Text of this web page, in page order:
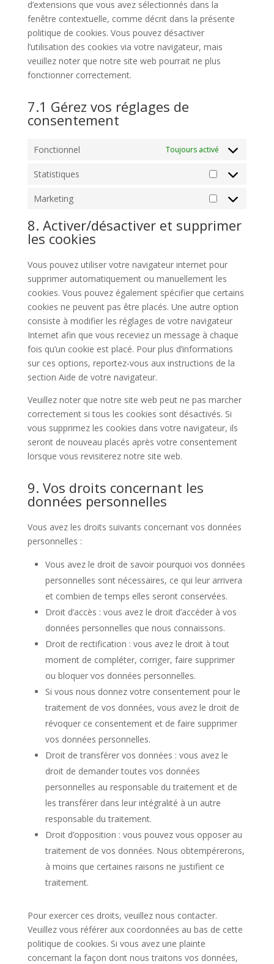
d’extensions que vous avez sélectionnés dans la
fenêtre contextuelle, comme décrit dans la présente
politique de cookies. Vous pouvez désactiver
l’utilisation des cookies via votre navigateur, mais
veuillez noter que notre site web pourrait ne plus
fonctionner correctement.
7.1 Gérez vos réglages de
consentement
Fonctionnel Toujours activé
Statistiques
Statistiques
Marketing
Marketing
8. Activer/désactiver et supprimer
les cookies
Vous pouvez utiliser votre navigateur internet pour
supprimer automatiquement ou manuellement les
cookies. Vous pouvez également spécifier que certains
cookies ne peuvent pas être placés. Une autre option
consiste à modifier les réglages de votre navigateur
Internet afin que vous receviez un message à chaque
fois qu’un cookie est placé. Pour plus d’informations
sur ces options, reportez-vous aux instructions de la
section Aide de votre navigateur.
Veuillez noter que notre site web peut ne pas marcher
correctement si tous les cookies sont désactivés. Si
vous supprimez les cookies dans votre navigateur, ils
seront de nouveau placés après votre consentement
lorsque vous revisiterez notre site web.
9. Vos droits concernant les
données personnelles
Vous avez les droits suivants concernant vos données
personnelles :
Vous avez le droit de savoir pourquoi vos données
personnelles sont nécessaires, ce qui leur arrivera
et combien de temps elles seront conservées.
Droit d’accès : vous avez le droit d’accéder à vos
données personnelles que nous connaissons.
Droit de rectification : vous avez le droit à tout
moment de compléter, corriger, faire supprimer
ou bloquer vos données personnelles.
Si vous nous donnez votre consentement pour le
traitement de vos données, vous avez le droit de
révoquer ce consentement et de faire supprimer
vos données personnelles.
Droit de transférer vos données : vous avez le
droit de demander toutes vos données
personnelles au responsable du traitement et de
les transférer dans leur intégralité à un autre
responsable du traitement.
Droit d’opposition : vous pouvez vous opposer au
traitement de vos données. Nous obtempérerons,
à moins que certaines raisons ne justifient ce
traitement.
Pour exercer ces droits, veuillez nous contacter.
Veuillez vous référer aux coordonnées au bas de cette
politique de cookies. Si vous avez une plainte
concernant la façon dont nous traitons vos données,